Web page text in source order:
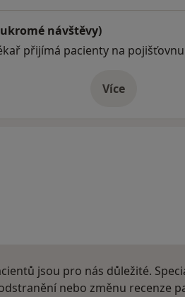
návštěvy)
přijímá pacienty na pojišťovnu
Víceo adrese
jsou pro nás důležité.
nebo změnu recenze